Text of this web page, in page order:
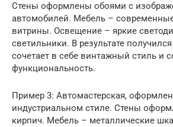
Стены оформлены обоями с
автомобилей. Мебель –
витрины. Освещение – яркие
светильники. В результате
сочетает в себе винтажный стиль и
функциональность.
Пример 3: Автомастерская,
индустриальном стиле. Стены
кирпич. Мебель – металлические